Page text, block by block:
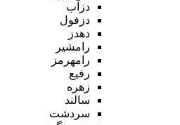
دزآب
دزفول
دهدز
رامشیر
رامهرمز
رفیع
زهره
سالند
سردشت